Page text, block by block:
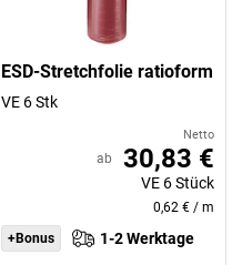
ESD-Stretchfolie ratioform
VE 6 Stk
Netto
ab 30,83 €
VE 6Stück
0,62 € / m
+Bonus
1-2 Werktage